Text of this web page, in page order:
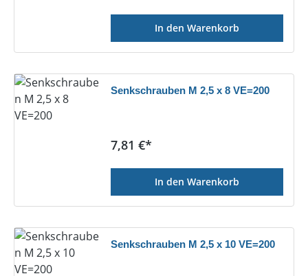
In den Warenkorb
Senkschrauben M 2,5 x 8 VE=200
Regulärer Preis:
7,81 €*
In den Warenkorb
Senkschrauben M 2,5 x 10 VE=200